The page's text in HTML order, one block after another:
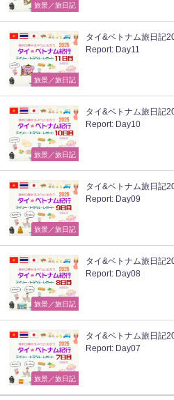
旅景／旅日記
旅景／旅日記
タイ&ベトナム旅日記
Report: Day11
旅景／旅日記
タイ&ベトナム旅日記
Report: Day10
旅景／旅日記
タイ&ベトナム旅日記
Report: Day09
旅景／旅日記
タイ&ベトナム旅日記
Report: Day08
旅景／旅日記
タイ&ベトナム旅日記
Report: Day07